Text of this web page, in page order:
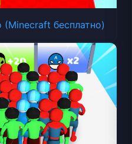
(Minecraft бесплатно)